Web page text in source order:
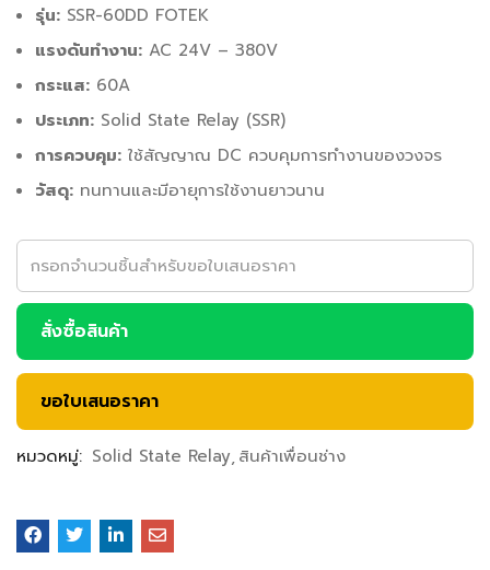
รุ่น: SSR-60DD FOTEK
แรงดันทำงาน: AC 24V – 380V
กระแส: 60A
ประเภท: Solid State Relay (SSR)
การควบคุม: ใช้สัญญาณ DC ควบคุมการทำงานของวงจร
วัสดุ: ทนทานและมีอายุการใช้งานยาวนาน
สั่งซื้อสินค้า
ขอใบเสนอราคา
หมวดหมู่: Solid State Relay สินค้าเพื่อนช่าง